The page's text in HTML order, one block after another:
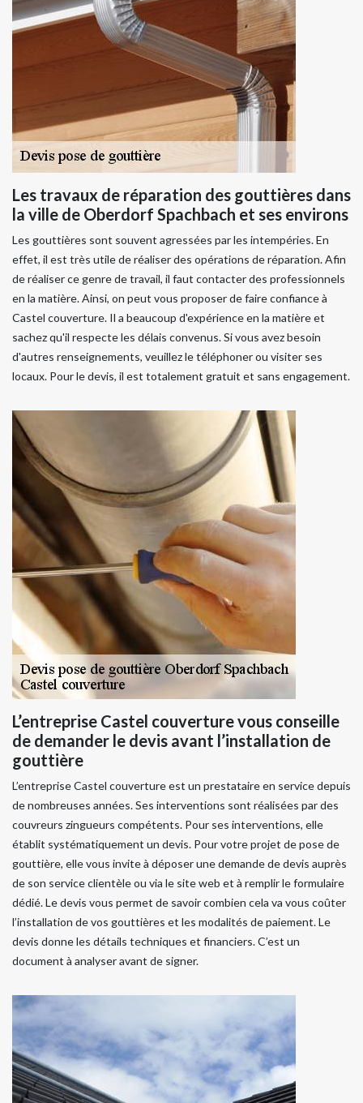
Les travaux de réparation des gouttières dans
la ville de Oberdorf Spachbach et ses environs
Les gouttières sont souvent agressées par les intempéries. En
effet, il est très utile de réaliser des opérations de réparation. Afin
de réaliser ce genre de travail, il faut contacter des professionnels
en la matière. Ainsi, on peut vous proposer de faire confiance à
Castel couverture. Il a beaucoup d'expérience en la matière et
sachez qu'il respecte les délais convenus. Si vous avez besoin
d'autres renseignements, veuillez le téléphoner ou visiter ses
locaux. Pour le devis, il est totalement gratuit et sans engagement.
L’entreprise Castel couverture vous conseille
de demander le devis avant l’installation de
gouttière
L’entreprise Castel couverture est un prestataire en service depuis
de nombreuses années. Ses interventions sont réalisées par des
couvreurs zingueurs compétents. Pour ses interventions, elle
établit systématiquement un devis. Pour votre projet de pose de
gouttière, elle vous invite à déposer une demande de devis auprès
de son service clientèle ou via le site web et à remplir le formulaire
dédié. Le devis vous permet de savoir combien cela va vous coûter
l’installation de vos gouttières et les modalités de paiement. Le
devis donne les détails techniques et financiers. C’est un
document à analyser avant de signer.